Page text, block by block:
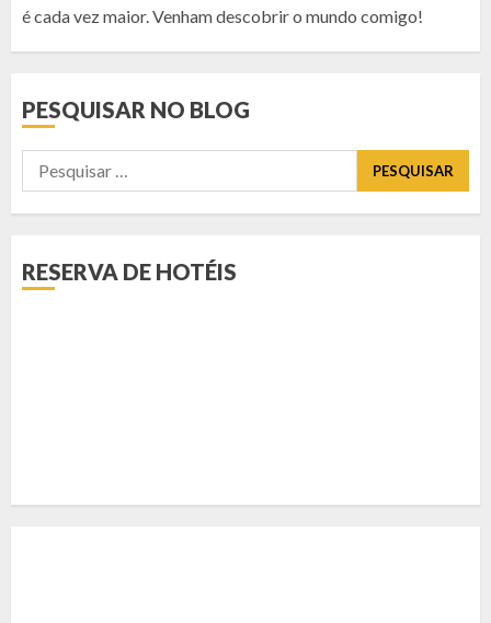
é cada vez maior. Venham descobrir o mundo comigo!
PESQUISAR NO BLOG
Pesquisar
por:
RESERVA DE HOTÉIS